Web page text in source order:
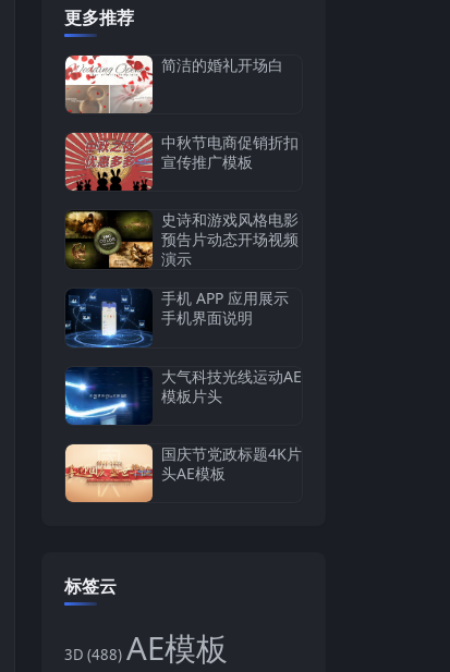
更多推荐
简洁的婚礼开场白
中秋节电商促销折扣
宣传推广模板
史诗和游戏风格电影
预告片动态开场视频
演示
手机 APP 应用展示
手机界面说明
大气科技光线运动AE
模板片头
国庆节党政标题4K片
头AE模板
标签云
3D (488) AE模板